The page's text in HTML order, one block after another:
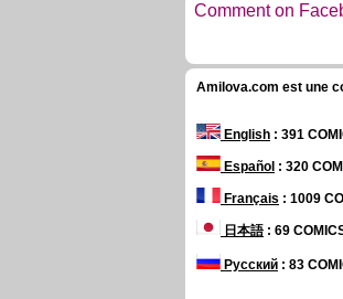
Comment on
Amilova.com est une
English : 391
Español : 320
Français : 1009
日本語: 69
Русский : 83